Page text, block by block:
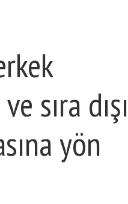
sıra dışı
yön